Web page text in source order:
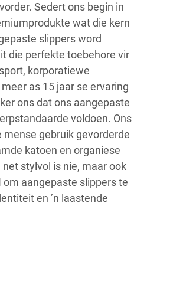
Sedert ons begin in
wat die kern
slippers word
die perfekte toebehore vir
korporatiewe
as 15 jaar se ervaring
ons dat ons aangepaste
voldoen. Ons
gebruik gevorderde
katoen en organiese
stylvol is nie, maar ook
om aangepaste slippers te
en ’n laastende